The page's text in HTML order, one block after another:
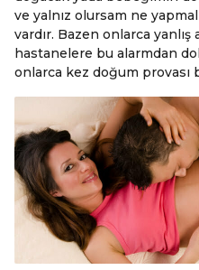
ve yalnız olursam ne
vardır. Bazen onlarca
hastanelere bu alarmdan
onlarca kez doğum provası